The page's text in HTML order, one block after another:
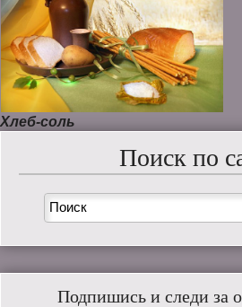
Хлеб-соль
Поиск по
Подпишись и следи за